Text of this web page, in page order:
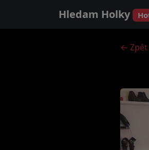
Hledam Holky
←